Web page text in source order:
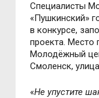
Специалисты
«Пушкинский»
в конкурсе,
проекта. Место
Молодёжный
Смоленск,
«Не упустите